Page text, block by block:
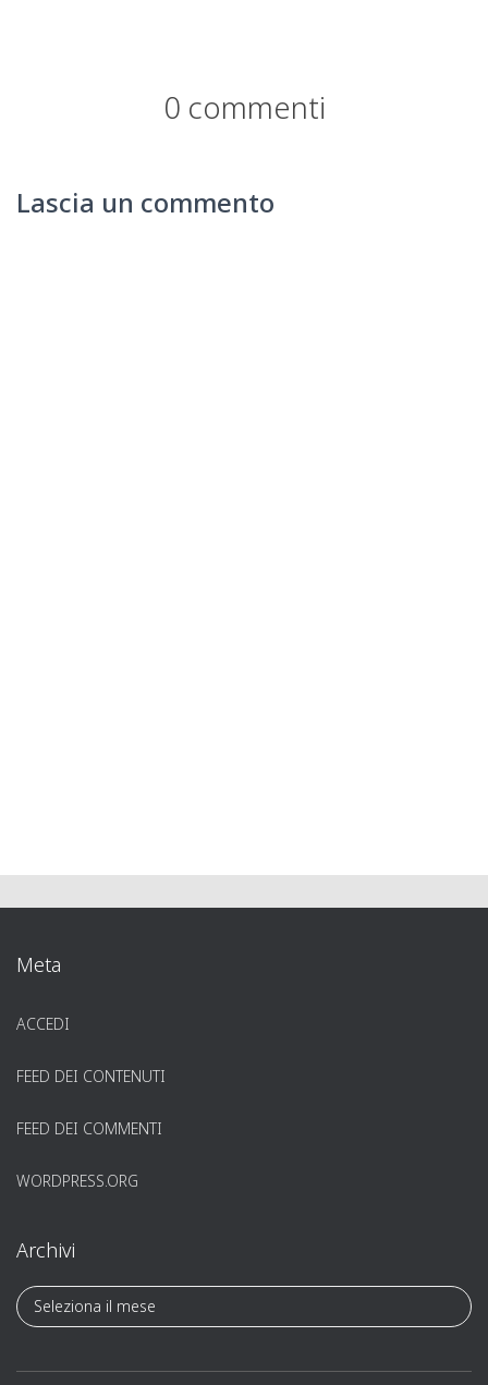
0 commenti
Lascia un commento
Meta
ACCEDI
FEED DEI CONTENUTI
FEED DEI COMMENTI
WORDPRESS.ORG
Archivi
A
r
h